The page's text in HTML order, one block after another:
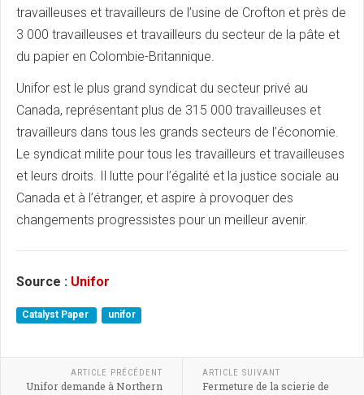
travailleuses et travailleurs de l’usine de Crofton et près de
3 000 travailleuses et travailleurs du secteur de la pâte et
du papier en Colombie-Britannique.
Unifor est le plus grand syndicat du secteur privé au
Canada, représentant plus de 315 000 travailleuses et
travailleurs dans tous les grands secteurs de l’économie.
Le syndicat milite pour tous les travailleurs et travailleuses
et leurs droits. Il lutte pour l’égalité et la justice sociale au
Canada et à l’étranger, et aspire à provoquer des
changements progressistes pour un meilleur avenir.
Source : Unifor
Catalyst Paper unifor
ARTICLE PRÉCÉDENT
Unifor demande à Northern
ARTICLE SUIVANT
Fermeture de la scierie de